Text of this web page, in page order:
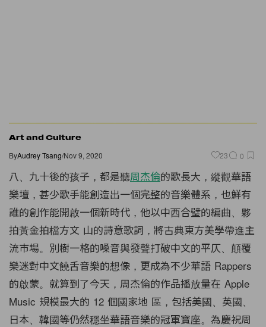
Art and Culture
ByAudrey Tsang/Nov 9, 2020 23 0
八、九十後的孩子，都是聽周杰倫的歌長大，縱觀華語
樂壇，甚少歌手能創造出一個完整的音樂體系，也鮮有
誰的創作能開啟一個新時代，他以中⻄合璧的編曲、夥
拍黃金拍檔方文 山的詩意歌詞，將古典東方美學帶進主
流市場。別樹一格的嗓音與發聲打破中文的平仄、顛覆
樂迷對中文饒舌音樂的想像，更成為不少華語 Rappers
的啟蒙。就算到了今天，周杰倫的作品播放量在 Apple
Music 規模最大的 12 個國家地 區，包括美國、英國、
日本、韓國等仍然穩坐華語音樂的冠軍寶座。為慶祝周